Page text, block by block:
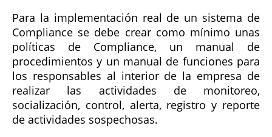
Para la implementación real de un sistema de
Compliance se debe crear como mínimo unas
políticas de Compliance, un manual de
procedimientos y un manual de funciones para
los responsables al interior de la empresa de
realizar las actividades de monitoreo,
socialización, control, alerta, registro y reporte
de actividades sospechosas.